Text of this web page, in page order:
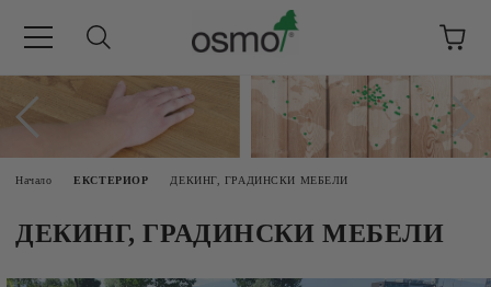
Начало ЕКСТЕРИОР ДЕКИНГ, ГРАДИНСКИ МЕБЕЛИ
ДЕКИНГ, ГРАДИНСКИ МЕБЕЛИ